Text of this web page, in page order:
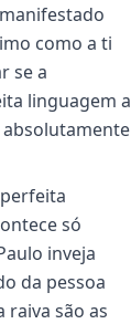
como a ti
se a
linguagem a
só
inveja
da pessoa
são as